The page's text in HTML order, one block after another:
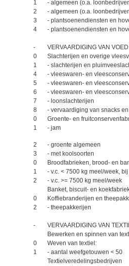
1
- algemeen (o.a.
2
- algemeen (o.a.
3
- plantsoenendiensten en
4 - plantsoenendiensten en
-
VERVAARDIGING VAN
0
Slachterijen en overige
1
- slachterijen en
4
- vleeswaren- en
5
- vleeswaren- en
6
- vleeswaren- en
7
- loonslachterijen
8
- vervaardiging van snacks
0
Groente- en
1 - jam
2
- groente algemeen
3
- met koolsoorten
0
Broodfabrieken, brood- en
1
- v.c. < 7500 kg meel/week,
2
- v.c. >= 7500 kg meel/week
Banket, biscuit- en
0
Koffiebranderijen en
2 - theepakkerijen
-
VERVAARDIGING VAN
Bewerken en spinnen van
0
Weven van textiel:
1
- aantal weefgetouwen < 50
Textielveredelingsbedrijven